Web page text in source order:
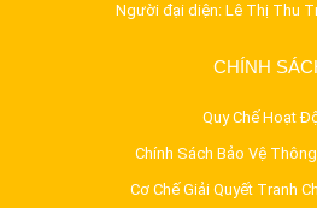
Người đại diện: Lê Thị Thu
CHÍNH
Quy Chế Hoạt
Chính Sách Bảo Vệ
Cơ Chế Giải Quyết Tranh